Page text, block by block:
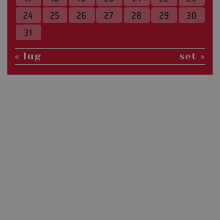
« lug set »
24
25 26 27 28 29
30
31
da Google
Analytics per
mantenere lo
m
Stripe
1 anno 1
Questo cookie
viene
prestazioni e